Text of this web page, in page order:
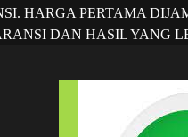
HARGA PERTAMA
DAN HASIL YANG